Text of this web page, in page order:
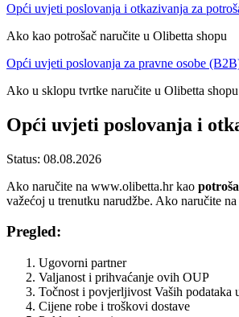
Opći uvjeti poslovanja i otkazivanja za
Ako kao potrošač naručite u Olibetta shopu
Opći uvjeti poslovanja za pravne osobe
Ako u sklopu tvrtke naručite u Olibetta shopu
Opći uvjeti poslovanja i
Status: 08.08.2026
Ako naručite na www.olibetta.hr kao
važećoj u trenutku narudžbe. Ako naručite
Pregled:
Ugovorni partner
Valjanost i prihvaćanje ovih OUP
Točnost i povjerljivost Vaših podataka
Cijene robe i troškovi dostave